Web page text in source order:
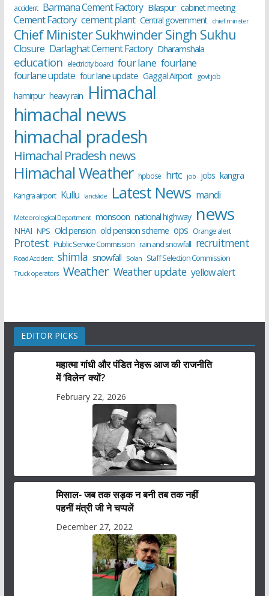
accident Barmana Cement Factory Bilaspur cabinet meeting
Cement Factory cement plant Central government chief minister
Chief Minister Sukhwinder Singh Sukhu
Closure Darlaghat Cement Factory Dharamshala
education electricity board four lane fourlane
fourlane update four lane update Gaggal Airport govt job
hamirpur heavy rain Himachal
himachal news
himachal pradesh
Himachal Pradesh news
Himachal Weather hpbose hrtc job jobs kangra
Kangra airport Kullu landslide Latest News mandi
Meteorological Department monsoon national highway news
NHAI NPS Old pension old pension scheme ops Orange alert
Protest Public Service Commission rain and snowfall recruitment
Road Accident shimla snowfall Solan Staff Selection Commission
Truck operators Weather Weather update yellow alert
EDITOR PICKS
महात्मा गांधी और पंडित नेहरू आज की राजनीति
में ‘विलेन’ क्यों?
February 22, 2026
मिसाल- जब तक सड़क न बनी तब तक नहीं
पहनीं मंत्री जी ने चप्पलें
December 27, 2022